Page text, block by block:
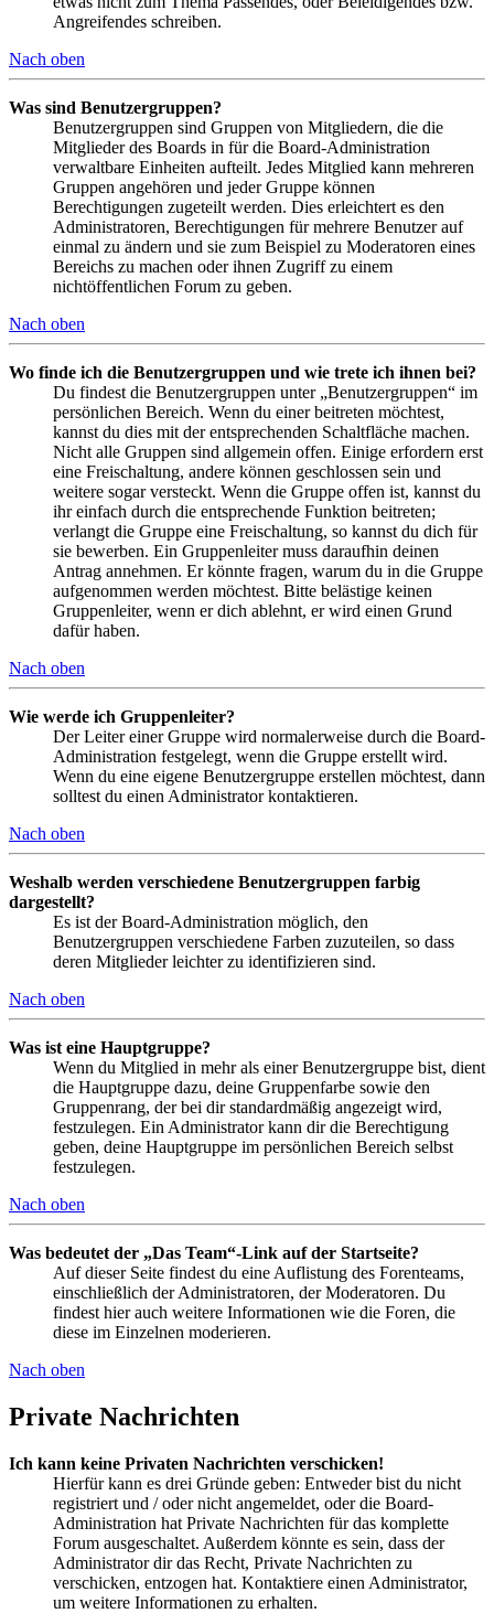
Angreifendes schreiben.
Nach oben
Was sind Benutzergruppen?
Benutzergruppen sind Gruppen von Mitgliedern, die die
Mitglieder des Boards in für die Board-Administration
verwaltbare Einheiten aufteilt. Jedes Mitglied kann mehreren
Gruppen angehören und jeder Gruppe können
Berechtigungen zugeteilt werden. Dies erleichtert es den
Administratoren, Berechtigungen für mehrere Benutzer auf
einmal zu ändern und sie zum Beispiel zu Moderatoren eines
Bereichs zu machen oder ihnen Zugriff zu einem
nichtöffentlichen Forum zu geben.
Nach oben
Wo finde ich die Benutzergruppen und wie trete ich ihnen bei?
Du findest die Benutzergruppen unter „Benutzergruppen“ im
persönlichen Bereich. Wenn du einer beitreten möchtest,
kannst du dies mit der entsprechenden Schaltfläche machen.
Nicht alle Gruppen sind allgemein offen. Einige erfordern erst
eine Freischaltung, andere können geschlossen sein und
weitere sogar versteckt. Wenn die Gruppe offen ist, kannst du
ihr einfach durch die entsprechende Funktion beitreten;
verlangt die Gruppe eine Freischaltung, so kannst du dich für
sie bewerben. Ein Gruppenleiter muss daraufhin deinen
Antrag annehmen. Er könnte fragen, warum du in die Gruppe
aufgenommen werden möchtest. Bitte belästige keinen
Gruppenleiter, wenn er dich ablehnt, er wird einen Grund
dafür haben.
Nach oben
Wie werde ich Gruppenleiter?
Der Leiter einer Gruppe wird normalerweise durch die Board-
Administration festgelegt, wenn die Gruppe erstellt wird.
Wenn du eine eigene Benutzergruppe erstellen möchtest, dann
solltest du einen Administrator kontaktieren.
Nach oben
Weshalb werden verschiedene Benutzergruppen farbig
dargestellt?
Es ist der Board-Administration möglich, den
Benutzergruppen verschiedene Farben zuzuteilen, so dass
deren Mitglieder leichter zu identifizieren sind.
Nach oben
Was ist eine Hauptgruppe?
Wenn du Mitglied in mehr als einer Benutzergruppe bist, dient
die Hauptgruppe dazu, deine Gruppenfarbe sowie den
Gruppenrang, der bei dir standardmäßig angezeigt wird,
festzulegen. Ein Administrator kann dir die Berechtigung
geben, deine Hauptgruppe im persönlichen Bereich selbst
festzulegen.
Nach oben
Was bedeutet der „Das Team“-Link auf der Startseite?
Auf dieser Seite findest du eine Auflistung des Forenteams,
einschließlich der Administratoren, der Moderatoren. Du
findest hier auch weitere Informationen wie die Foren, die
diese im Einzelnen moderieren.
Nach oben
Private Nachrichten
Ich kann keine Privaten Nachrichten verschicken!
Hierfür kann es drei Gründe geben: Entweder bist du nicht
registriert und / oder nicht angemeldet, oder die Board-
Administration hat Private Nachrichten für das komplette
Forum ausgeschaltet. Außerdem könnte es sein, dass der
Administrator dir das Recht, Private Nachrichten zu
verschicken, entzogen hat. Kontaktiere einen Administrator,
um weitere Informationen zu erhalten.